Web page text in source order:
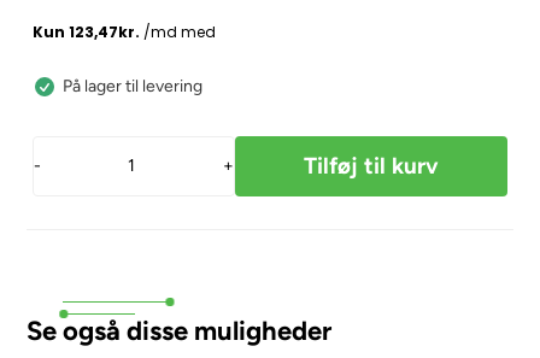
På lager til levering
- +
Se også disse muligheder